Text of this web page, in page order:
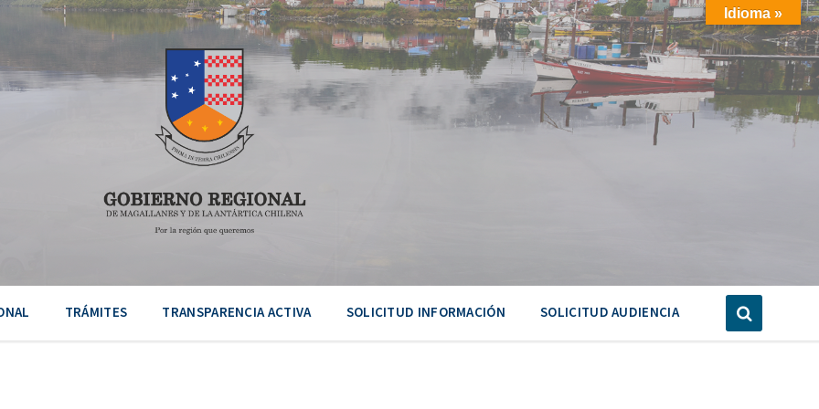
TRÁMITES TRANSPARENCIA ACTIVA SOLICITUD INFORMACIÓN SOLICITUD AUDIENCIA
Idioma »